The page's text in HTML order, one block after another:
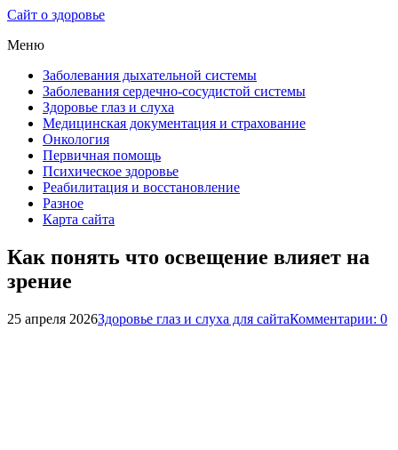
Сайт о здоровье
Меню
Заболевания дыхательной системы
Заболевания сердечно-сосудистой системы
Здоровье глаз и слуха
Медицинская документация и страхование
Онкология
Первичная помощь
Психическое здоровье
Реабилитация и восстановление
Разное
Карта сайта
Как понять что освещение влияет на
зрение
25 апреля 2026Здоровье глаз и слуха для сайтаКомментарии: 0